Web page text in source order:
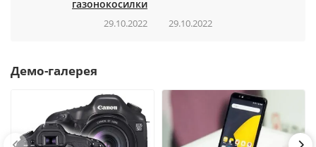
газонокосилки
29.10.2022 29.10.2022
Демо-галерея